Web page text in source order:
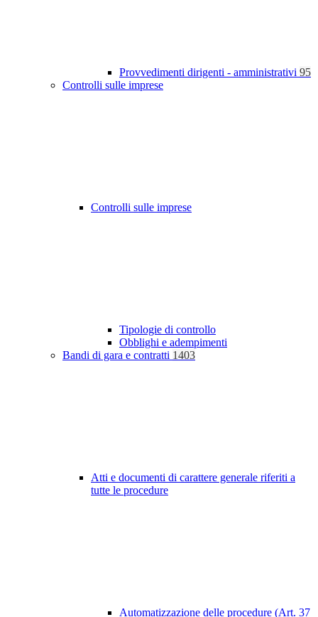
Provvedimenti dirigenti - amministrativi 95
Controlli sulle imprese
Controlli sulle imprese
Tipologie di controllo
Obblighi e adempimenti
Bandi di gara e contratti 1403
Atti e documenti di carattere generale riferiti a
tutte le procedure
Automatizzazione delle procedure (Art. 37